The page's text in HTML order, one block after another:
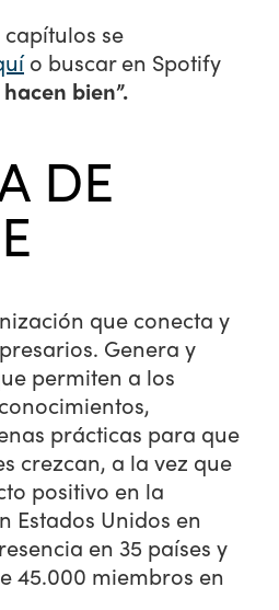
se
o buscar en Spotify
bien”.
DE
que conecta y
Genera y
permiten a los
prácticas para que
crezcan, a la vez que
positivo en la
Estados Unidos en
en 35 países y
45.000 miembros en